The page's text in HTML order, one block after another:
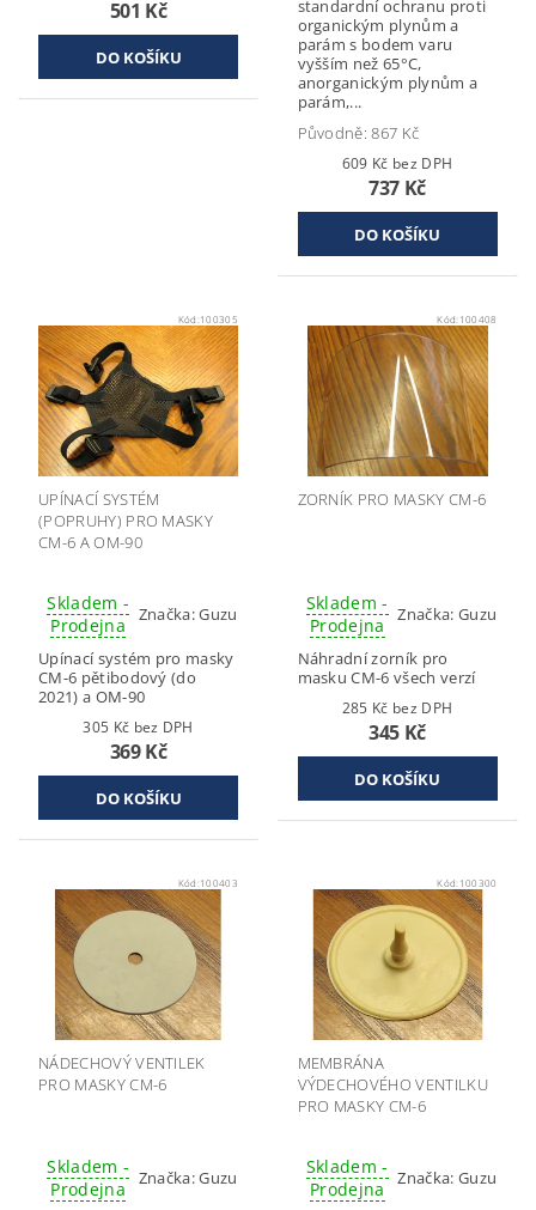
501 Kč
standardní ochranu proti
organickým plynům a
parám s bodem varu
vyšším než 65°C,
anorganickým plynům a
parám,...
Původně:867 Kč
609 Kč bez DPH
737 Kč
Kód: 100305
UPÍNACÍ SYSTÉM
(POPRUHY) PRO MASKY
CM-6 A OM-90
Skladem -
Prodejna
Značka:Guzu
Upínací systém pro masky
CM-6 pětibodový (do
2021) a OM-90
305 Kč bez DPH
369 Kč
Kód: 100408
ZORNÍK PRO MASKY CM-6
Skladem -
Prodejna
Značka: Guzu
Náhradní zorník pro
masku CM-6 všech verzí
285 Kč bez DPH
345 Kč
Kód:100403
NÁDECHOVÝ VENTILEK
PRO MASKY CM-6
Skladem -
Prodejna
Značka:Guzu
Kód:100300
MEMBRÁNA
VÝDECHOVÉHO VENTILKU
PRO MASKY CM-6
Skladem -
Prodejna
Značka: Guzu